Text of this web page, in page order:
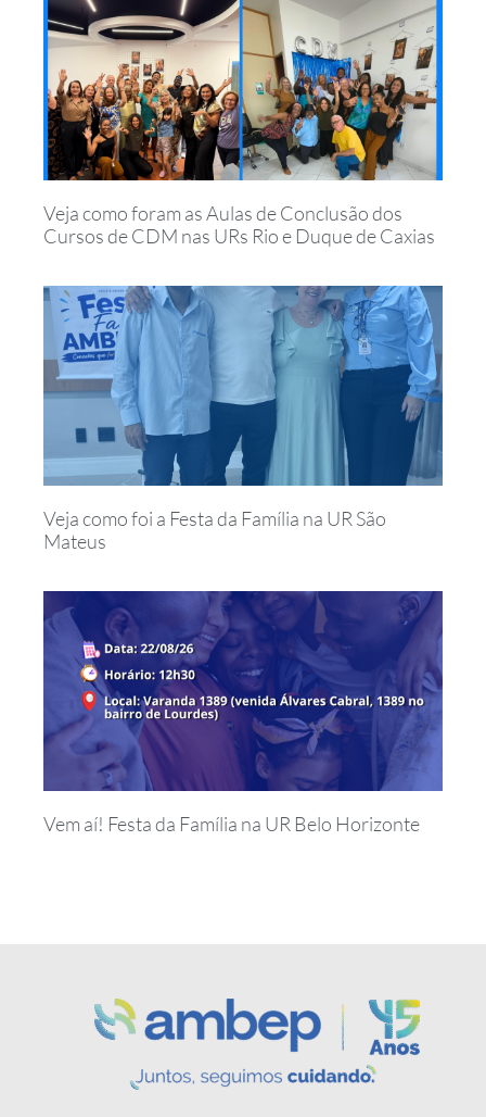
Veja como foram as Aulas de Conclusão dos
Cursos de CDM nas URs Rio e Duque de Caxias
Veja como foi a Festa da Família na UR São
Mateus
Vem aí! Festa da Família na UR Belo Horizonte